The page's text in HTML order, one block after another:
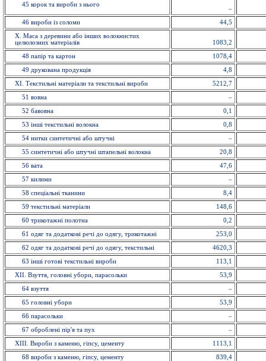
45 корок та вироби з нього
–
46 вироби із соломи 44,5
X. Маса з деревини або інших волокнистих
целюлозних матеріалів
1083,2
48 папiр та картон 1078,4
49 друкована продукція 4,8
ХI. Текстильні матеріали та текстильні вироби 5212,7
51 вовна –
52 бавовна 0,1
53 іншi текстильні волокна 0,8
54 нитки синтетичні або штучні –
55 синтетичні або штучні штапельнi волокна 20,8
56 вата 47,6
57 килими –
58 спецiальнi тканини 8,4
59 текстильнi матерiали 148,6
60 трикотажні полотна 0,2
61 одяг та додаткові речі до одягу, трикотажні 253,0
62 одяг та додаткові речі до одягу, текстильні 4620,3
63 іншi готовi текстильні вироби 113,1
XII. Взуття, головнi убори, парасольки 53,9
64 взуття –
65 головнi убори 53,9
66 парасольки –
67 оброблені пір'я та пух –
XIII. Вироби з каменю, гіпсу, цементу 1113,1
68 вироби з каменю, гiпсу, цементу 839,4